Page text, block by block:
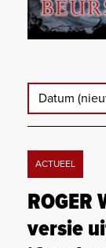
Datum
ACTUEEL
ROGER
versie